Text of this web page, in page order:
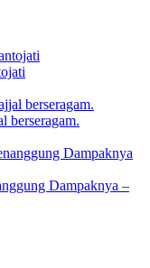
berseragam.
Dampaknya –